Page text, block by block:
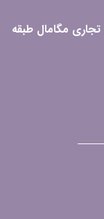
مگامال طبقه